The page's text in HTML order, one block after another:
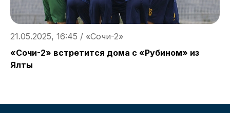
21.05.2025, 16:45 / «Cочи-2»
«Сочи-2» встретится дома с «Рубином» из
Ялты